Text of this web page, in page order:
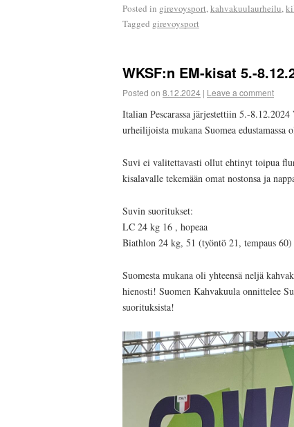
Posted in girevoysport,kahvakuulaurheilu,
Tagged girevoysport
WKSF:n EM-kisat 5.-
Posted on 8.12.2024 | Leave a comment
Italian Pescarassa järjestettiin 5.-
urheilijoista mukana Suomea
Suvi ei valitettavasti ollut ehtinyt toipua
kisalavalle tekemään omat nostonsa ja
Suvin suoritukset:
LC 24 kg 16 , hopeaa
Biathlon 24 kg, 51 (työntö 21, tempaus
Suomesta mukana oli yhteensä neljä
hienosti! Suomen Kahvakuula onnittelee
suorituksista!